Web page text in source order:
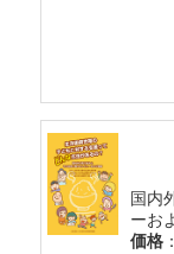
国内
ーお
価格